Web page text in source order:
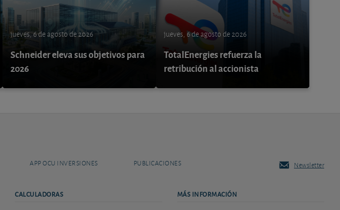
jueves, 6 de agosto de 2026
Schneider eleva sus objetivos para
2026
jueves, 6 de agosto de 2026
TotalEnergies refuerza la
retribución al accionista
APP OCU INVERSIONES PUBLICACIONES Newsletter
CALCULADORAS MÁS INFORMACIÓN